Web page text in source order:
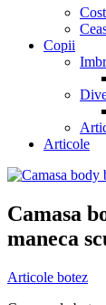
Copii
Articole
Camasa
maneca
Articole botez